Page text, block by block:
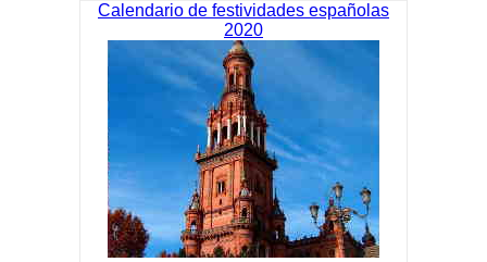
Calendario de festividades españolas
2020